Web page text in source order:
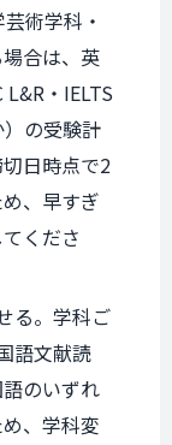
術学科・
合は、英
・IELTS
の受験計
日時点で2
、早すぎ
くださ
る。学科ご
語文献読
のいずれ
、学科変